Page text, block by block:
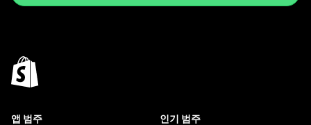
앱 범주 인기 범주